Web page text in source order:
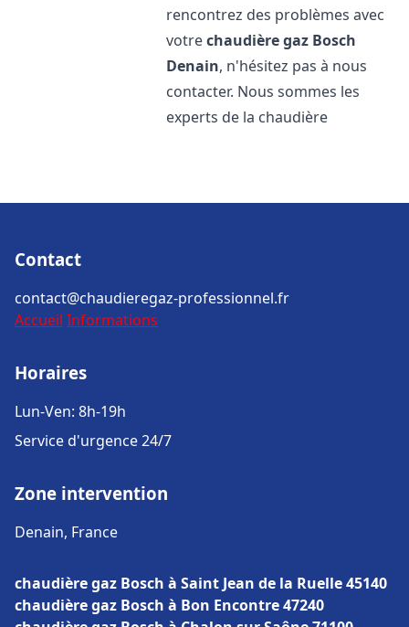
rencontrez des problèmes avec
votrechaudière gaz Bosch
Denain, n'hésitez pas à nous
contacter. Nous sommes les
experts de la chaudière
Contact
contact@chaudieregaz-professionnel.fr
Accueil Informations
Horaires
Lun-Ven: 8h-19h
Service d'urgence 24/7
Zone intervention
Denain, France
chaudière gaz Bosch à Saint Jean de la Ruelle 45140
chaudière gaz Bosch à Bon Encontre 47240